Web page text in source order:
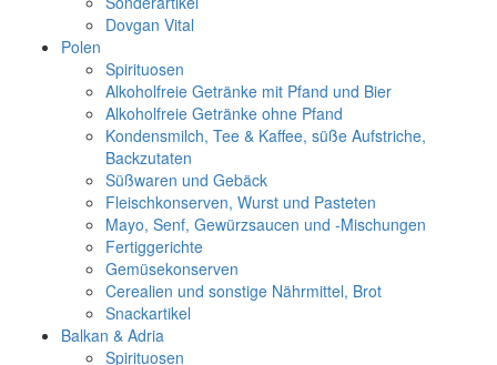
Dovgan Vital
Polen
Spirituosen
Alkoholfreie Getränke mit Pfand und Bier
Alkoholfreie Getränke ohne Pfand
Kondensmilch, Tee & Kaffee, süße Aufstriche,
Backzutaten
Süßwaren und Gebäck
Fleischkonserven, Wurst und Pasteten
Mayo, Senf, Gewürzsaucen und -Mischungen
Fertiggerichte
Gemüsekonserven
Cerealien und sonstige Nährmittel, Brot
Snackartikel
Balkan & Adria
Spirituosen